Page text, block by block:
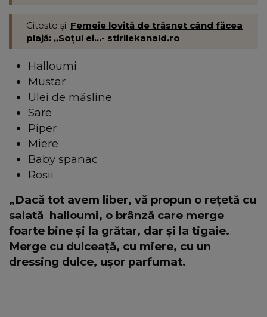
Citește și: Femeie lovită de trăsnet când făcea
plajă: „Soțul ei...- stirilekanald.ro
Halloumi
Muștar
Ulei de măsline
Sare
Piper
Miere
Baby spanac
Roșii
„Dacă tot avem liber, vă propun o rețetă cu
salată halloumi, o brânză care merge
foarte bine și la grătar, dar și la tigaie.
Merge cu dulceață, cu miere, cu un
dressing dulce, ușor parfumat.